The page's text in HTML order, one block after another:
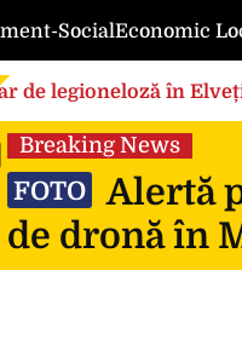
SocialEconomic
de legioneloză în
Breaking News
FOTO
Alertă
de dronă în